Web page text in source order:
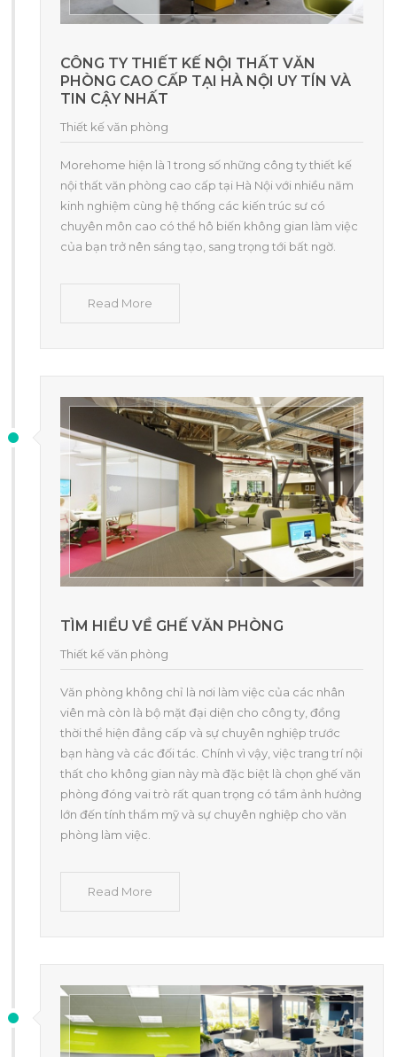
CÔNG TY THIẾT KẾ NỘI THẤT VĂN
PHÒNG CAO CẤP TẠI HÀ NỘI UY TÍN VÀ
TIN CẬY NHẤT
Thiết kế văn phòng
Morehome hiện là 1 trong số những công ty thiết kế
nội thất văn phòng cao cấp tại Hà Nội với nhiều năm
kinh nghiệm cùng hệ thống các kiến trúc sư có
chuyên môn cao có thể hô biến không gian làm việc
của bạn trở nên sáng tạo, sang trọng tới bất ngờ.
Read More
TÌM HIỂU VỀ GHẾ VĂN PHÒNG
Thiết kế văn phòng
Văn phòng không chỉ là nơi làm việc của các nhân
viên mà còn là bộ mặt đại diện cho công ty, đồng
thời thể hiện đẳng cấp và sự chuyên nghiệp trước
bạn hàng và các đối tác. Chính vì vậy, việc trang trí nội
thất cho không gian này mà đặc biệt là chọn ghế văn
phòng đóng vai trò rất quan trọng có tầm ảnh hưởng
lớn đến tính thẩm mỹ và sự chuyên nghiệp cho văn
phòng làm việc.
Read More